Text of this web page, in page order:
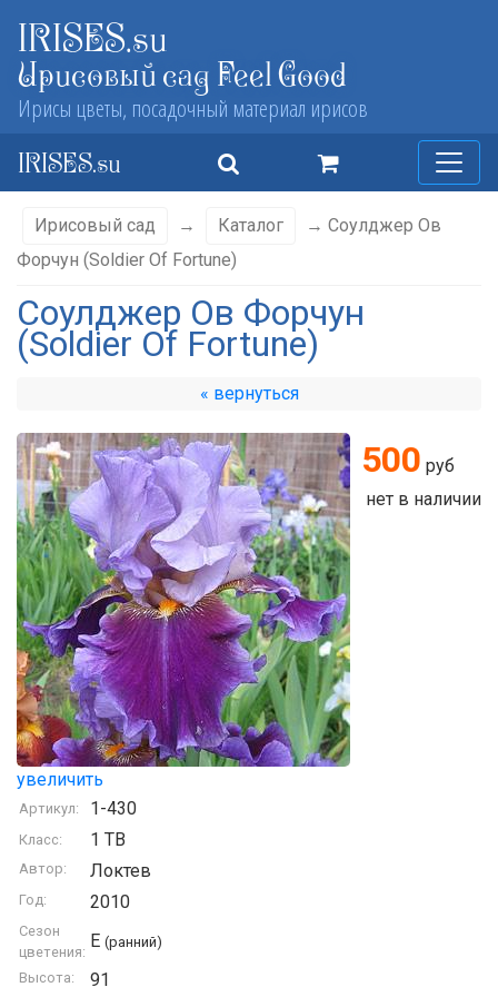
IRISES.su
Ирисовый сад Feel Good
Ирисы цветы, посадочный материал ирисов
IRISES.su
Ирисовый сад → Каталог
→ Соулджер Ов
Форчун (Soldier Of Fortune)
Соулджер Ов Форчун
(Soldier Of Fortune)
« вернуться
увеличить
500 руб
нет в наличии
Артикул: 1-430
Класс: 1 TB
Автор: Локтев
Год: 2010
Сезон
цветения:
E (ранний)
Высота: 91